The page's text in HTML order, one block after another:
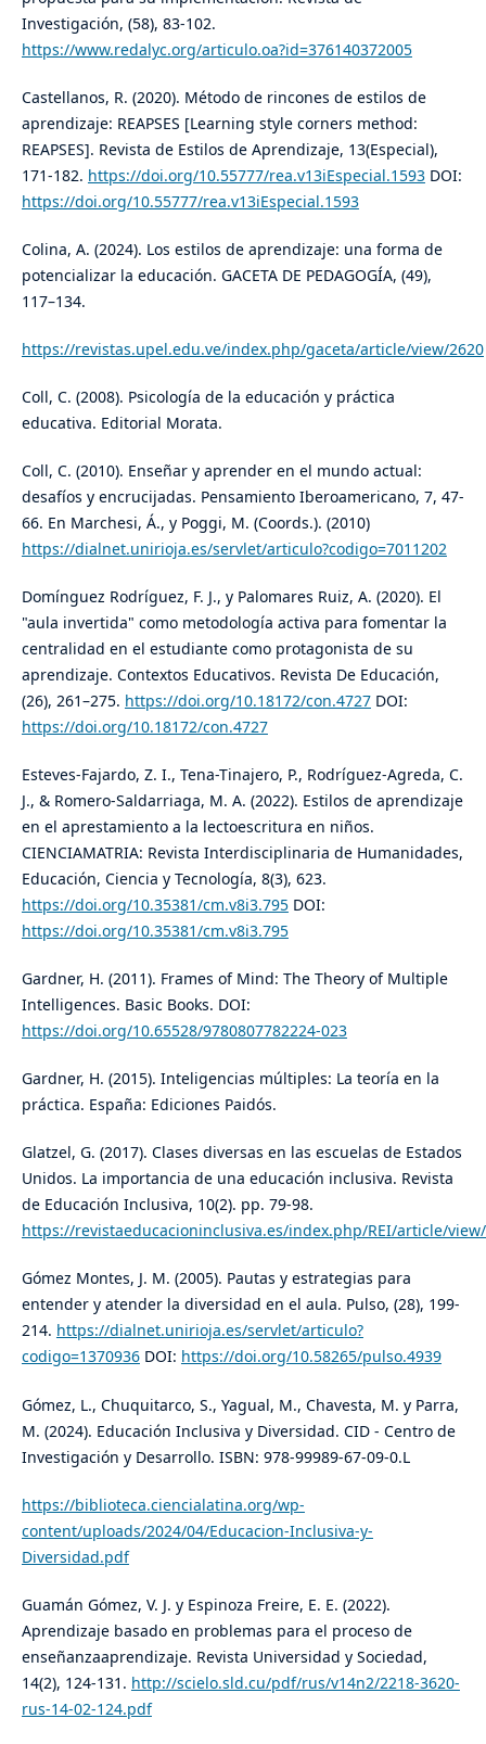
Investigación, (58), 83-102.
https://www.redalyc.org/articulo.oa?id=376140372005
Castellanos, R. (2020). Método de rincones de estilos de
aprendizaje: REAPSES [Learning style corners method:
REAPSES]. Revista de Estilos de Aprendizaje, 13(Especial),
171-182. https://doi.org/10.55777/rea.v13iEspecial.1593DOI:
https://doi.org/10.55777/rea.v13iEspecial.1593
Colina, A. (2024). Los estilos de aprendizaje: una forma de
potencializar la educación. GACETA DE PEDAGOGÍA, (49),
117–134.
https://revistas.upel.edu.ve/index.php/gaceta/article/view/2620
Coll, C. (2008). Psicología de la educación y práctica
educativa. Editorial Morata.
Coll, C. (2010). Enseñar y aprender en el mundo actual:
desafíos y encrucijadas. Pensamiento Iberoamericano, 7, 47-
66. En Marchesi, Á., y Poggi, M. (Coords.). (2010)
https://dialnet.unirioja.es/servlet/articulo?codigo=7011202
Domínguez Rodríguez, F. J., y Palomares Ruiz, A. (2020). El
"aula invertida" como metodología activa para fomentar la
centralidad en el estudiante como protagonista de su
aprendizaje. Contextos Educativos. Revista De Educación,
(26), 261–275. https://doi.org/10.18172/con.4727DOI:
https://doi.org/10.18172/con.4727
Esteves-Fajardo, Z. I., Tena-Tinajero, P., Rodríguez-Agreda, C.
J., & Romero-Saldarriaga, M. A. (2022). Estilos de aprendizaje
en el aprestamiento a la lectoescritura en niños.
CIENCIAMATRIA: Revista Interdisciplinaria de Humanidades,
Educación, Ciencia y Tecnología, 8(3), 623.
https://doi.org/10.35381/cm.v8i3.795DOI:
https://doi.org/10.35381/cm.v8i3.795
Gardner, H. (2011). Frames of Mind: The Theory of Multiple
Intelligences. Basic Books. DOI:
https://doi.org/10.65528/9780807782224-023
Gardner, H. (2015). Inteligencias múltiples: La teoría en la
práctica. España: Ediciones Paidós.
Glatzel, G. (2017). Clases diversas en las escuelas de Estados
Unidos. La importancia de una educación inclusiva. Revista
de Educación Inclusiva, 10(2). pp. 79-98.
https://revistaeducacioninclusiva.es/index.php/REI/article/
Gómez Montes, J. M. (2005). Pautas y estrategias para
entender y atender la diversidad en el aula. Pulso, (28), 199-
214. https://dialnet.unirioja.es/servlet/articulo?
codigo=1370936DOI: https://doi.org/10.58265/pulso.4939
Gómez, L., Chuquitarco, S., Yagual, M., Chavesta, M. y Parra,
M. (2024). Educación Inclusiva y Diversidad. CID - Centro de
Investigación y Desarrollo. ISBN: 978-99989-67-09-0.L
https://biblioteca.ciencialatina.org/wp-
content/uploads/2024/04/Educacion-Inclusiva-y-
Diversidad.pdf​
Guamán Gómez, V. J. y Espinoza Freire, E. E. (2022).
Aprendizaje basado en problemas para el proceso de
enseñanzaaprendizaje. Revista Universidad y Sociedad,
14(2), 124-131. http://scielo.sld.cu/pdf/rus/v14n2/2218-3620-
rus-14-02-124.pdf